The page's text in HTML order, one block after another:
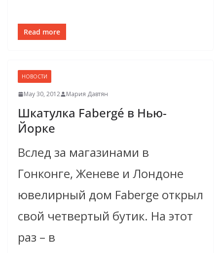
Read more
НОВОСТИ
May 30, 2012 Мария Давтян
Шкатулка Fabergé в Нью-
Йорке
Вслед за магазинами в
Гонконге, Женеве и Лондоне
ювелирный дом Faberge открыл
свой четвертый бутик. На этот
раз – в